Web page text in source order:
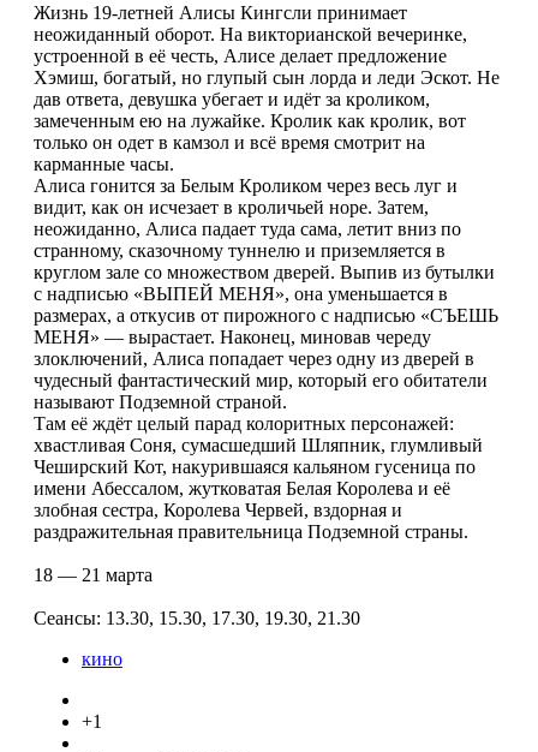
Жизнь 19-летней Алисы Кингсли принимает
неожиданный оборот. На викторианской вечеринке,
устроенной в её честь, Алисе делает предложение
Хэмиш, богатый, но глупый сын лорда и леди Эскот. Не
дав ответа, девушка убегает и идёт за кроликом,
замеченным ею на лужайке. Кролик как кролик, вот
только он одет в камзол и всё время смотрит на
карманные часы.
Алиса гонится за Белым Кроликом через весь луг и
видит, как он исчезает в кроличьей норе. Затем,
неожиданно, Алиса падает туда сама, летит вниз по
странному, сказочному туннелю и приземляется в
круглом зале со множеством дверей. Выпив из бутылки
с надписью «ВЫПЕЙ МЕНЯ», она уменьшается в
размерах, а откусив от пирожного с надписью «СЪЕШЬ
МЕНЯ» — вырастает. Наконец, миновав череду
злоключений, Алиса попадает через одну из дверей в
чудесный фантастический мир, который его обитатели
называют Подземной страной.
Там её ждёт целый парад колоритных персонажей:
хвастливая Соня, сумасшедший Шляпник, глумливый
Чеширский Кот, накурившаяся кальяном гусеница по
имени Абессалом, жутковатая Белая Королева и её
злобная сестра, Королева Червей, вздорная и
раздражительная правительница Подземной страны.
18 — 21 марта
Сеансы: 13.30, 15.30, 17.30, 19.30, 21.30
кино
+1